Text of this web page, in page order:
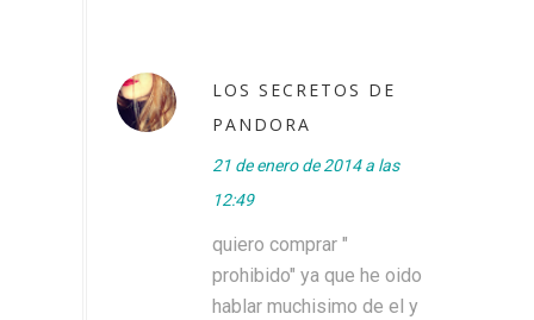
LOS SECRETOS DE
PANDORA
21 de enero de 2014 a las
12:49
quiero comprar "
prohibido" ya que he oido
hablar muchisimo de el y